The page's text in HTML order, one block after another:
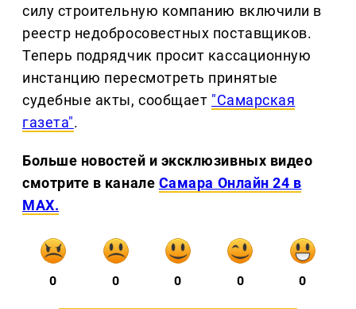
силу строительную компанию включили в
реестр недобросовестных поставщиков.
Теперь подрядчик просит кассационную
инстанцию пересмотреть принятые
судебные акты, сообщает "Самарская
газета".
Больше новостей и эксклюзивных видео
смотрите в канале Самара Онлайн 24 в
MAX.
0 0 0 0 0